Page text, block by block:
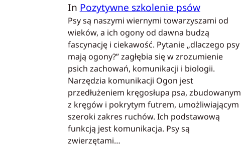
In Pozytywne szkolenie psów
Psy są naszymi wiernymi towarzyszami od
wieków, a ich ogony od dawna budzą
fascynację i ciekawość. Pytanie „dlaczego psy
mają ogony?” zagłębia się w zrozumienie
psich zachowań, komunikacji i biologii.
Narzędzia komunikacji Ogon jest
przedłużeniem kręgosłupa psa, zbudowanym
z kręgów i pokrytym futrem, umożliwiającym
szeroki zakres ruchów. Ich podstawową
funkcją jest komunikacja. Psy są
zwierzętami…